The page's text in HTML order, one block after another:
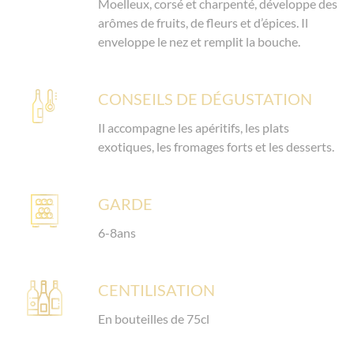
Moelleux, corsé et charpenté, développe des
arômes de fruits, de fleurs et d’épices. Il
enveloppe le nez et remplit la bouche.
CONSEILS DE DÉGUSTATION
Il accompagne les apéritifs, les plats
exotiques, les fromages forts et les desserts.
GARDE
6-8ans
CENTILISATION
En bouteilles de 75cl